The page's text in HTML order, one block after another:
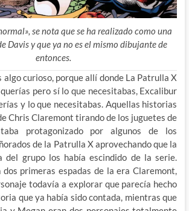
se nota que se ha realizado como una
Davis y que ya no es el mismo dibujante de
entonces.
algo curioso, porque allí donde La Patrulla X
pero sí lo que necesitabas, Excalibur
y lo que necesitabas. Aquellas historias
Chris Claremont tirando de los juguetes de
protagonizado por algunos de los
de la Patrulla X aprovechando que la
del grupo los había escindido de la serie.
primeras espadas de la era Claremont,
todavía a explorar que parecía hecho
que ya había sido contada, mientras que